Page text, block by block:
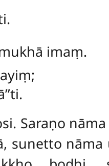
imaṃ.
Saraṇo
sunetto